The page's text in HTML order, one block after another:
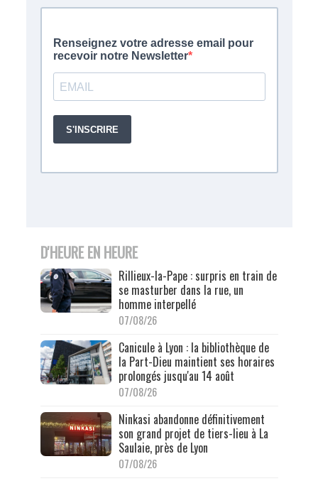
D'HEURE EN HEURE
Rillieux-la-Pape : surpris en train de
se masturber dans la rue, un
homme interpellé
07/08/26
Canicule à Lyon : la bibliothèque de
la Part-Dieu maintient ses horaires
prolongés jusqu'au 14 août
07/08/26
Ninkasi abandonne définitivement
son grand projet de tiers-lieu à La
Saulaie, près de Lyon
07/08/26